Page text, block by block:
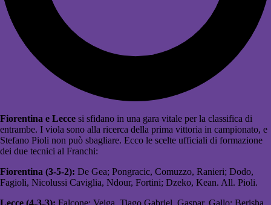
Fiorentina e Lecce si sfidano in una gara vitale per la classifica di
entrambe. I viola sono alla ricerca della prima vittoria in campionato, e
Stefano Pioli non può sbagliare. Ecco le scelte ufficiali di formazione
dei due tecnici al Franchi:
Fiorentina (3-5-2): De Gea; Pongracic, Comuzzo, Ranieri; Dodo,
Fagioli, Nicolussi Caviglia, Ndour, Fortini; Dzeko, Kean. All. Pioli.